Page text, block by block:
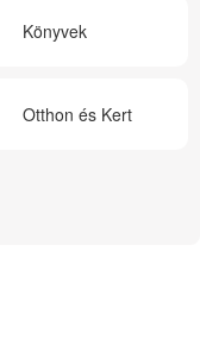
Könyvek
Otthon és Kert